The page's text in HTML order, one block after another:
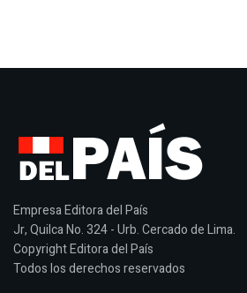
Empresa Editora del País
Jr, Quilca No. 324 - Urb. Cercado de Lima.
Copyright Editora del País
Todos los derechos reservados